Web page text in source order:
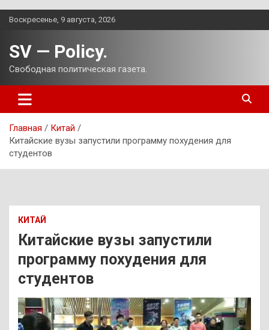
Перейти
Воскресенье, 9 августа, 2026
SV — Policy.
Свободная политическая газета.
Главная
Китай
Китайские вузы запустили программу похудения для
студентов
КИТАЙ
Китайские вузы запустили
программу похудения для
студентов